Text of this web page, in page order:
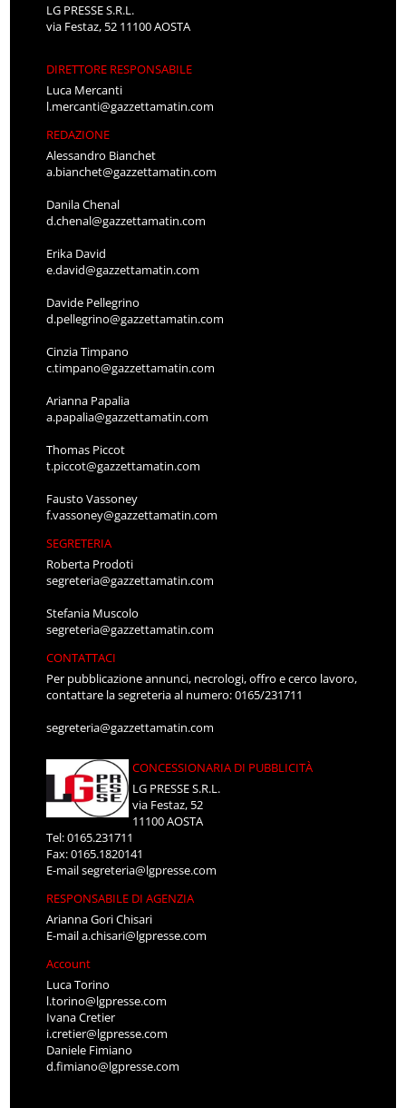
LG PRESSE S.R.L.
via Festaz, 52 11100 AOSTA
DIRETTORE RESPONSABILE
Luca Mercanti
l.mercanti@gazzettamatin.com
REDAZIONE
Alessandro Bianchet
a.bianchet@gazzettamatin.com
Danila Chenal
d.chenal@gazzettamatin.com
Erika David
e.david@gazzettamatin.com
Davide Pellegrino
d.pellegrino@gazzettamatin.com
Cinzia Timpano
c.timpano@gazzettamatin.com
Arianna Papalia
a.papalia@gazzettamatin.com
Thomas Piccot
t.piccot@gazzettamatin.com
Fausto Vassoney
f.vassoney@gazzettamatin.com
SEGRETERIA
Roberta Prodoti
segreteria@gazzettamatin.com
Stefania Muscolo
segreteria@gazzettamatin.com
CONTATTACI
Per pubblicazione annunci, necrologi, offro e cerco lavoro,
contattare la segreteria al numero: 0165/231711
segreteria@gazzettamatin.com
CONCESSIONARIA DI PUBBLICITÀ
LG PRESSE S.R.L.
via Festaz, 52
11100 AOSTA
Tel: 0165.231711
Fax: 0165.1820141
E-mailsegreteria@lgpresse.com
RESPONSABILE DI AGENZIA
Arianna Gori Chisari
E-maila.chisari@lgpresse.com
Account
Luca Torino
l.torino@lgpresse.com
Ivana Cretier
i.cretier@lgpresse.com
Daniele Fimiano
d.fimiano@lgpresse.com